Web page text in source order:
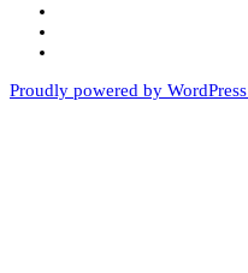
Proudly powered by WordPress